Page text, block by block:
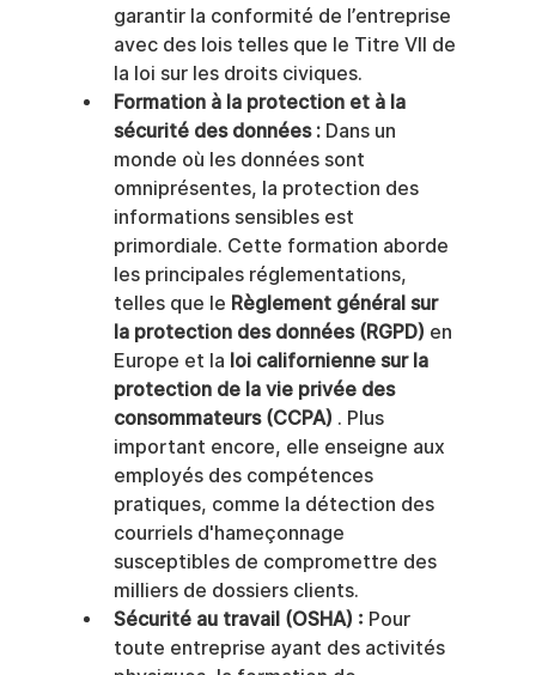
garantir la conformité de l’entreprise
avec des lois telles que le Titre VII de
la loi sur les droits civiques.
Formation à la protection et à la
sécurité des données : Dans un
monde où les données sont
omniprésentes, la protection des
informations sensibles est
primordiale. Cette formation aborde
les principales réglementations,
telles que le Règlement général sur
la protection des données (RGPD) en
Europe et la loi californienne sur la
protection de la vie privée des
consommateurs (CCPA) . Plus
important encore, elle enseigne aux
employés des compétences
pratiques, comme la détection des
courriels d'hameçonnage
susceptibles de compromettre des
milliers de dossiers clients.
Sécurité au travail (OSHA) : Pour
toute entreprise ayant des activités